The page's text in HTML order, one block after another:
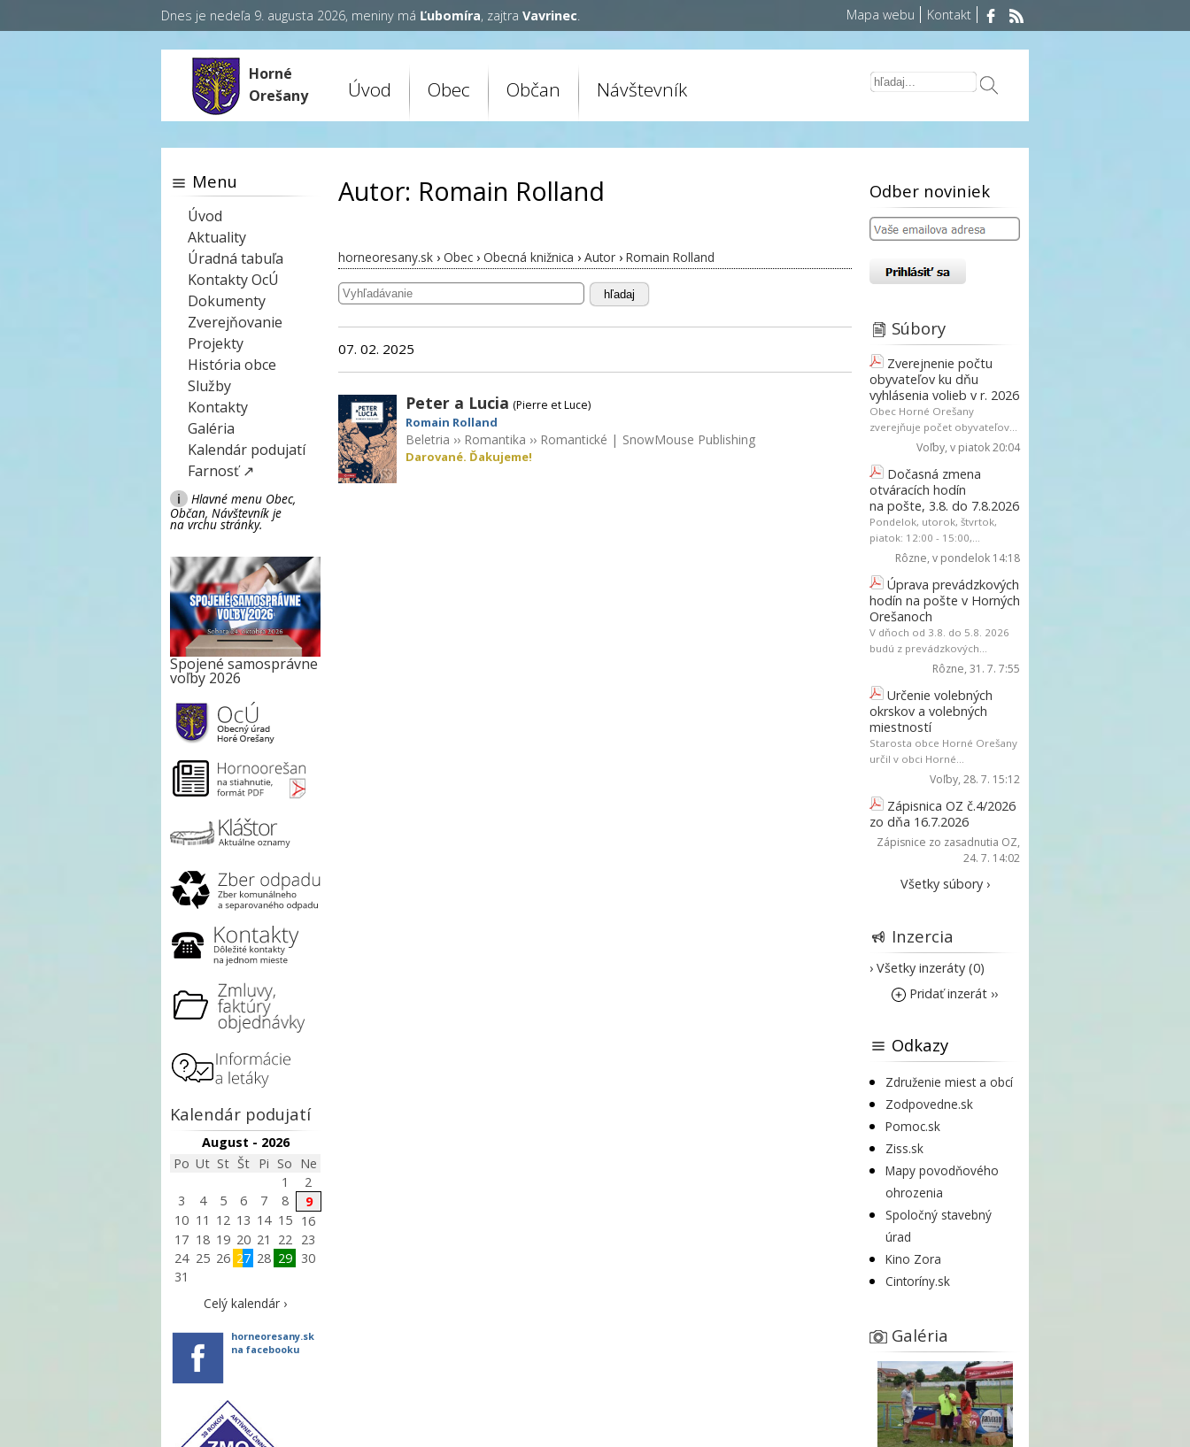
Dnes je nedeľa 9. augusta 2026, meniny má Ľubomíra, zajtra Vavrinec. Mapa webu Kontakt
Horné
Orešany
Úvod Obec Občan Návštevník
Autor: Romain Rolland
horneoresany.sk › Obec › Obecná knižnica › Autor › Romain Rolland
hľadaj
07. 02. 2025
Peter a Lucia (Pierre et Luce)
Romain Rolland
Beletria ›› Romantika ›› Romantické | SnowMouse Publishing
Darované. Ďakujeme!
Menu
Úvod
Aktuality
Úradná tabuľa
Kontakty OcÚ
Dokumenty
Zverejňovanie
Projekty
História obce
Služby
Kontakty
Galéria
Kalendár podujatí
Farnosť ↗
i
Hlavné menu Obec,
Občan, Návštevník je
na vrchu stránky.
Spojené samosprávne
voľby 2026
Kalendár podujatí
August - 2026
Po Ut St Št Pi So Ne
1
2
3
4 5 6 7 8
9
10 11 12 13 14 15
16
17 18 19 20 21 22
23
24 25 26 27 28 29
30
31
Celý kalendár ›
horneoresany.sk
na facebooku
Odber noviniek
Súbory
Zverejnenie počtu
obyvateľov ku dňu
vyhlásenia volieb v r. 2026
Obec Horné Orešany
zverejňuje počet obyvateľov...
Voľby, v piatok 20:04
Dočasná zmena
otváracích hodín
na pošte, 3.8. do 7.8.2026
Pondelok, utorok, štvrtok,
piatok: 12:00 - 15:00,...
Rôzne, v pondelok 14:18
Úprava prevádzkových
hodín na pošte v Horných
Orešanoch
V dňoch od 3.8. do 5.8. 2026
budú z prevádzkových...
Rôzne, 31. 7. 7:55
Určenie volebných
okrskov a volebných
miestností
Starosta obce Horné Orešany
určil v obci Horné...
Voľby, 28. 7. 15:12
Zápisnica OZ č.4/2026
zo dňa 16.7.2026
Zápisnice zo zasadnutia OZ,
24. 7. 14:02
Všetky súbory ›
Inzercia
› Všetky inzeráty (0)
Pridať inzerát ››
Odkazy
Združenie miest a obcí
Zodpovedne.sk
Pomoc.sk
Ziss.sk
Mapy povodňového
ohrozenia
Spoločný stavebný
úrad
Kino Zora
Cintoríny.sk
Galéria